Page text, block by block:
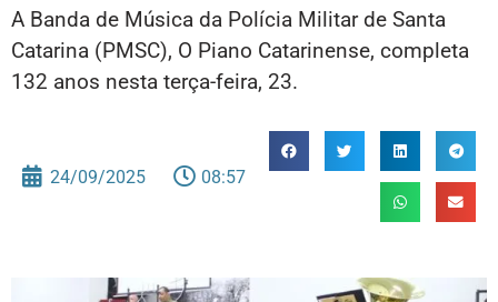
A Banda de Música da Polícia Militar de Santa
Catarina (PMSC), O Piano Catarinense, completa
132 anos nesta terça-feira, 23.
24/09/2025 08:57